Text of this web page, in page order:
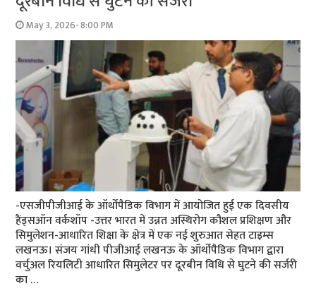
May 3, 2026- 8:00 PM
-एसजीपीजीआई के ऑर्थोपैडिक विभाग में आयोजित हुई एक दिवसीय
हैंड्सऑन वर्कशॉप -उत्तर भारत में उन्नत अस्थिरोग कौशल प्रशिक्षण और
सिमुलेशन-आधारित शिक्षा के क्षेत्र में एक नई शुरुआत सेहत टाइम्स
लखनऊ। संजय गांधी पीजीआई लखनऊ के ऑर्थोपैडिक विभाग द्वारा
वर्चुअल रियलिटी आधारित सिमुलेटर पर दूरबीन विधि से घुटने की सर्जरी
का …